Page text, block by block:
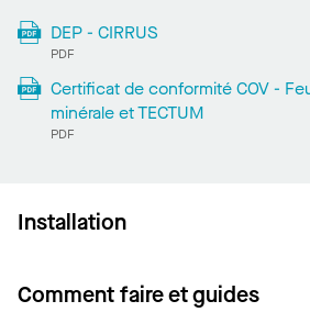
DEP - CIRRUS
PDF
Certificat de conformité COV -
minérale et TECTUM
PDF
Installation
Comment faire et guides